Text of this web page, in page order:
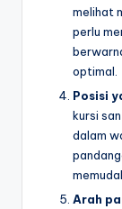
melihat
perlu
optimal.
Posisi
kursi
dalam
Arah